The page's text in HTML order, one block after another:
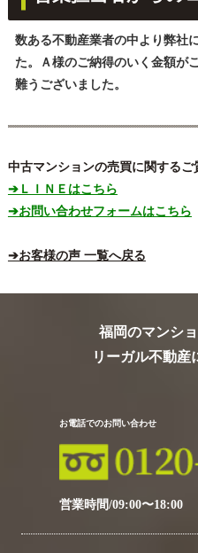
数ある不動産業者の中より弊社
た。Ａ様のご納得のいく金額が
難うございました。
中古マンションの売買に関する
➔ＬＩＮＥはこちら
➔お問い合わせフォームはこちら
➔お客様の声 一覧へ戻る
福岡のマンシ
リーガル不動産
お電話でのお問い合わせ
営業時間/09:00〜18:00